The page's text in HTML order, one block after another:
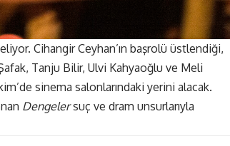
Cihangir Ceyhan’ın başrolü üstlendiği,
Tanju Bilir, Ulvi Kahyaoğlu ve Meli
sinema salonlarındaki yerini alacak.
Dengelersuç ve dram unsurlarıyla